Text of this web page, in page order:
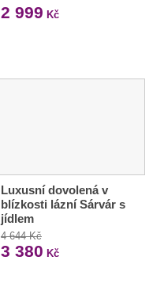
2 999 Kč
Luxusní dovolená v
blízkosti lázní Sárvár s
jídlem
4 644 Kč
3 380 Kč